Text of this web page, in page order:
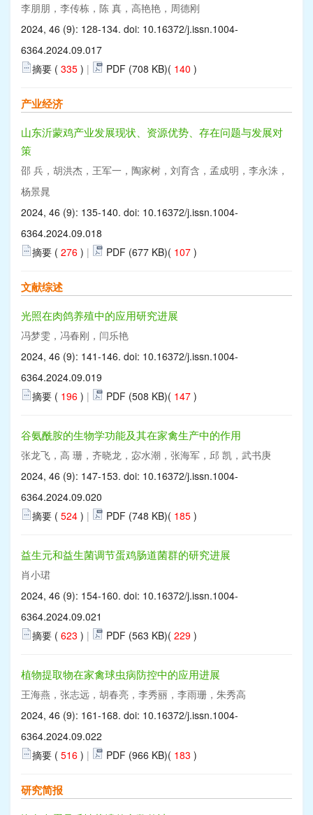
李朋朋，李传栋，陈 真，高艳艳，周德刚
2024, 46 (9): 128-134. doi: 10.16372/j.issn.1004-
6364.2024.09.017
摘要 ( 335 ) | PDF (708 KB)( 140 )
产业经济
山东沂蒙鸡产业发展现状、资源优势、存在问题与发展对
策
邵 兵，胡洪杰，王军一，陶家树，刘育含，孟成明，李永洙，
杨景晁
2024, 46 (9): 135-140. doi: 10.16372/j.issn.1004-
6364.2024.09.018
摘要 ( 276 ) | PDF (677 KB)( 107 )
文献综述
光照在肉鸽养殖中的应用研究进展
冯梦雯，冯春刚，闫乐艳
2024, 46 (9): 141-146. doi: 10.16372/j.issn.1004-
6364.2024.09.019
摘要 ( 196 ) | PDF (508 KB)( 147 )
谷氨酰胺的生物学功能及其在家禽生产中的作用
张龙飞，高 珊，齐晓龙，宓水潮，张海军，邱 凯，武书庚
2024, 46 (9): 147-153. doi: 10.16372/j.issn.1004-
6364.2024.09.020
摘要 ( 524 ) | PDF (748 KB)( 185 )
益生元和益生菌调节蛋鸡肠道菌群的研究进展
肖小珺
2024, 46 (9): 154-160. doi: 10.16372/j.issn.1004-
6364.2024.09.021
摘要 ( 623 ) | PDF (563 KB)( 229 )
植物提取物在家禽球虫病防控中的应用进展
王海燕，张志远，胡春亮，李秀丽，李雨珊，朱秀高
2024, 46 (9): 161-168. doi: 10.16372/j.issn.1004-
6364.2024.09.022
摘要 ( 516 ) | PDF (966 KB)( 183 )
研究简报